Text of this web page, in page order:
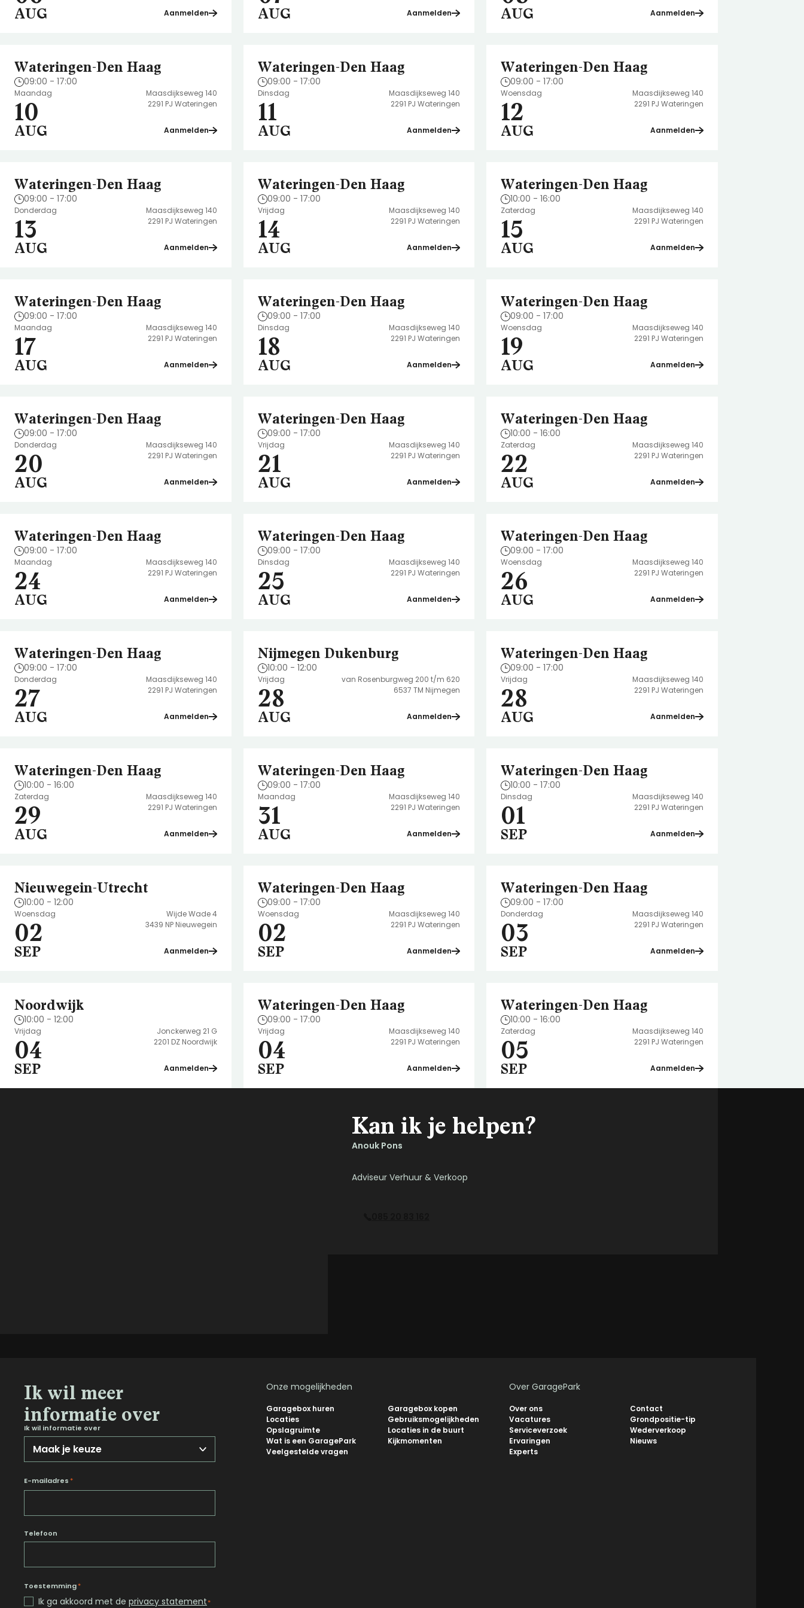
Noord-Brabant
Utrecht
Zeeland
Zuid-Holland
AUG Aanmelden AUG Aanmelden AUG Aanmelden
Wateringen-Den Haag
09:00 - 17:00
Maandag
10
AUG
Maasdijkseweg 140
2291 PJ Wateringen
Aanmelden
Wateringen-Den Haag
09:00 - 17:00
Dinsdag
11
AUG
Maasdijkseweg 140
2291 PJ Wateringen
Aanmelden
Wateringen-Den Haag
09:00 - 17:00
Woensdag
12
AUG
Maasdijkseweg 140
2291 PJ Wateringen
Aanmelden
Wateringen-Den Haag
09:00 - 17:00
Donderdag
13
AUG
Maasdijkseweg 140
2291 PJ Wateringen
Aanmelden
Wateringen-Den Haag
09:00 - 17:00
Vrijdag
14
AUG
Maasdijkseweg 140
2291 PJ Wateringen
Aanmelden
Wateringen-Den Haag
10:00 - 16:00
Zaterdag
15
AUG
Maasdijkseweg 140
2291 PJ Wateringen
Aanmelden
Wateringen-Den Haag
09:00 - 17:00
Maandag
17
AUG
Maasdijkseweg 140
2291 PJ Wateringen
Aanmelden
Wateringen-Den Haag
09:00 - 17:00
Dinsdag
18
AUG
Maasdijkseweg 140
2291 PJ Wateringen
Aanmelden
Wateringen-Den Haag
09:00 - 17:00
Woensdag
19
AUG
Maasdijkseweg 140
2291 PJ Wateringen
Aanmelden
Wateringen-Den Haag
09:00 - 17:00
Donderdag
20
AUG
Maasdijkseweg 140
2291 PJ Wateringen
Aanmelden
Wateringen-Den Haag
09:00 - 17:00
Vrijdag
21
AUG
Maasdijkseweg 140
2291 PJ Wateringen
Aanmelden
Wateringen-Den Haag
10:00 - 16:00
Zaterdag
22
AUG
Maasdijkseweg 140
2291 PJ Wateringen
Aanmelden
Wateringen-Den Haag
09:00 - 17:00
Maandag
24
AUG
Maasdijkseweg 140
2291 PJ Wateringen
Aanmelden
Wateringen-Den Haag
09:00 - 17:00
Dinsdag
25
AUG
Maasdijkseweg 140
2291 PJ Wateringen
Aanmelden
Wateringen-Den Haag
09:00 - 17:00
Woensdag
26
AUG
Maasdijkseweg 140
2291 PJ Wateringen
Aanmelden
Wateringen-Den Haag
09:00 - 17:00
Donderdag
27
AUG
Maasdijkseweg 140
2291 PJ Wateringen
Aanmelden
Nijmegen Dukenburg
10:00 - 12:00
Vrijdag
28
AUG
van Rosenburgweg 200 t/m 620
6537 TM Nijmegen
Aanmelden
Wateringen-Den Haag
09:00 - 17:00
Vrijdag
28
AUG
Maasdijkseweg 140
2291 PJ Wateringen
Aanmelden
Wateringen-Den Haag
10:00 - 16:00
Zaterdag
29
AUG
Maasdijkseweg 140
2291 PJ Wateringen
Aanmelden
Wateringen-Den Haag
09:00 - 17:00
Maandag
31
AUG
Maasdijkseweg 140
2291 PJ Wateringen
Aanmelden
Wateringen-Den Haag
10:00 - 17:00
Dinsdag
01
SEP
Maasdijkseweg 140
2291 PJ Wateringen
Aanmelden
Nieuwegein-Utrecht
10:00 - 12:00
Woensdag
02
SEP
Wijde Wade 4
3439 NP Nieuwegein
Aanmelden
Wateringen-Den Haag
09:00 - 17:00
Woensdag
02
SEP
Maasdijkseweg 140
2291 PJ Wateringen
Aanmelden
Wateringen-Den Haag
09:00 - 17:00
Donderdag
03
SEP
Maasdijkseweg 140
2291 PJ Wateringen
Aanmelden
Noordwijk
10:00 - 12:00
Vrijdag
04
SEP
Jonckerweg 21 G
2201 DZ Noordwijk
Aanmelden
Wateringen-Den Haag
09:00 - 17:00
Vrijdag
04
SEP
Maasdijkseweg 140
2291 PJ Wateringen
Aanmelden
Wateringen-Den Haag
10:00 - 16:00
Zaterdag
05
SEP
Maasdijkseweg 140
2291 PJ Wateringen
Aanmelden
Kan ik je helpen?
Anouk Pons
Adviseur Verhuur & Verkoop
Ik wil meer
informatie over
Ik wil informatie over
E-mailadres *
Telefoon
Toestemming*
Ik ga akkoord met de privacy statement*
Onze mogelijkheden
Garagebox huren
Garagebox kopen
Locaties
Gebruiksmogelijkheden
Opslagruimte
Locaties in de buurt
Wat is een GaragePark
Kijkmomenten
Veelgestelde vragen
Over GaragePark
Over ons
Contact
Vacatures
Grondpositie-tip
Serviceverzoek
Wederverkoop
Ervaringen
Nieuws
Experts